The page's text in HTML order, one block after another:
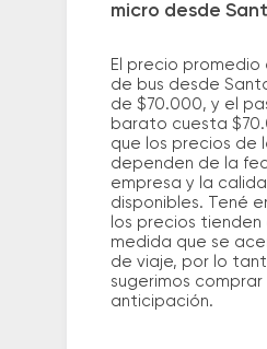
micro desde
El precio promedio
de bus desde
de $70.000, y el
barato cuesta
que los precios de
dependen de la
empresa y la
disponibles. Tené
los precios tienden
medida que se
de viaje, por lo
sugerimos comprar
anticipación.